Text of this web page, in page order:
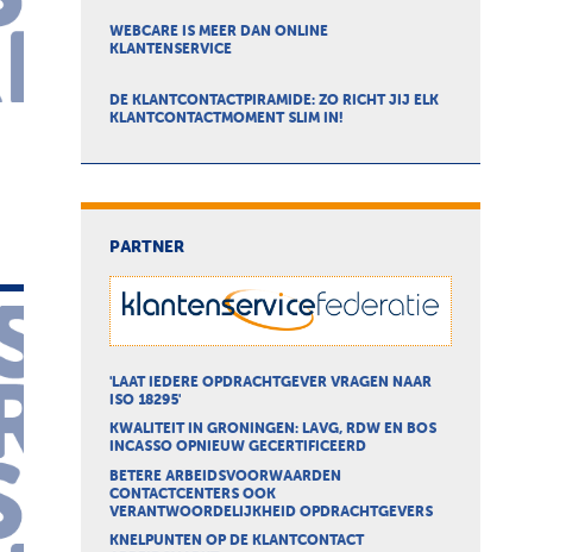
WEBCARE IS MEER DAN ONLINE
KLANTENSERVICE
DE KLANTCONTACTPIRAMIDE: ZO RICHT JIJ ELK
KLANTCONTACTMOMENT SLIM IN!
PARTNER
'LAAT IEDERE OPDRACHTGEVER VRAGEN NAAR
ISO 18295'
KWALITEIT IN GRONINGEN: LAVG, RDW EN BOS
INCASSO OPNIEUW GECERTIFICEERD
BETERE ARBEIDSVOORWAARDEN
CONTACTCENTERS OOK
VERANTWOORDELIJKHEID OPDRACHTGEVERS
KNELPUNTEN OP DE KLANTCONTACT